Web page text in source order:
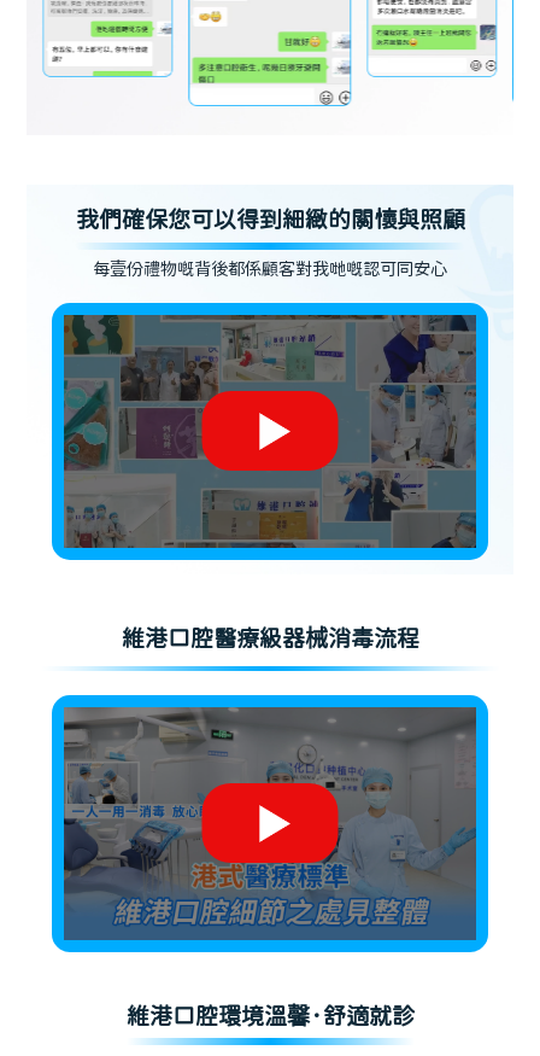
我們確保您可以得到細緻的關懷與照顧
每壹份禮物嘅背後都係顧客對我哋嘅認可同安心
維港口腔醫療級器械消毒流程
維港口腔環境溫馨·舒適就診